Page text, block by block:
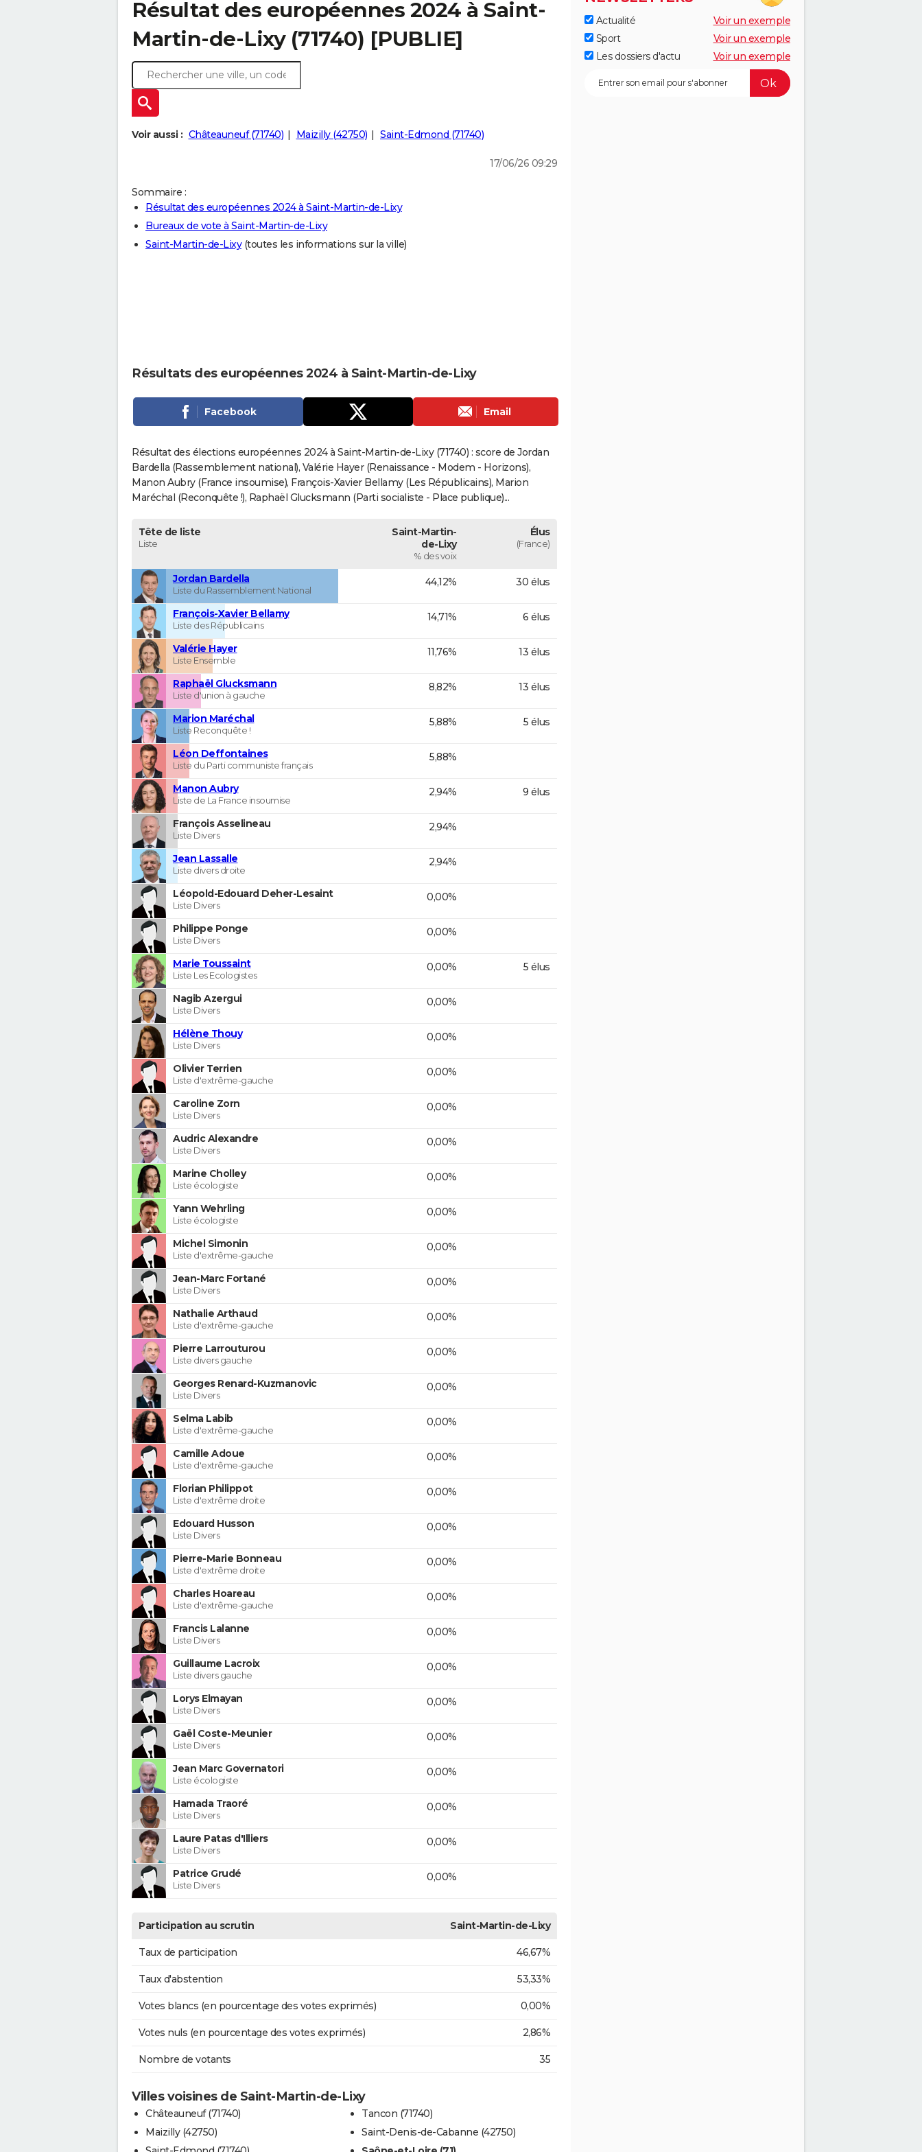
Résultat des européennes 2024 à Saint-
Martin-de-Lixy (71740) [PUBLIE]
Voir aussi : Châteauneuf (71740) Maizilly (42750) Saint-Edmond (71740)
17/06/26 09:29
Sommaire :
Résultat des européennes 2024 à Saint-Martin-de-Lixy
Bureaux de vote à Saint-Martin-de-Lixy
Saint-Martin-de-Lixy(toutes les informations sur la ville)
Résultats des européennes 2024 à Saint-Martin-de-Lixy
Facebook Email
Résultat des élections européennes 2024 à Saint-Martin-de-Lixy (71740) : score de Jordan
Bardella (Rassemblement national), Valérie Hayer (Renaissance - Modem - Horizons),
Manon Aubry (France insoumise), François-Xavier Bellamy (Les Républicains), Marion
Maréchal (Reconquête !), Raphaël Glucksmann (Parti socialiste - Place publique)...
Tête de liste
Liste
Saint-Martin-
de-Lixy
% des voix
Élus
(France)
Jordan Bardella
Liste du Rassemblement National
44,12% 30 élus
François-Xavier Bellamy
Liste des Républicains
14,71% 6 élus
Valérie Hayer
Liste Ensemble
11,76% 13 élus
Raphaël Glucksmann
Liste d'union à gauche
8,82% 13 élus
Marion Maréchal
Liste Reconquête !
5,88% 5 élus
Léon Deffontaines
Liste du Parti communiste français
5,88%
Manon Aubry
Liste de La France insoumise
2,94% 9 élus
François Asselineau
Liste Divers
2,94%
Jean Lassalle
Liste divers droite
2,94%
Léopold-Edouard Deher-Lesaint
Liste Divers
0,00%
Philippe Ponge
Liste Divers
0,00%
Marie Toussaint
Liste Les Ecologistes
0,00% 5 élus
Nagib Azergui
Liste Divers
0,00%
Hélène Thouy
Liste Divers
0,00%
Olivier Terrien
Liste d'extrême-gauche
0,00%
Caroline Zorn
Liste Divers
0,00%
Audric Alexandre
Liste Divers
0,00%
Marine Cholley
Liste écologiste
0,00%
Yann Wehrling
Liste écologiste
0,00%
Michel Simonin
Liste d'extrême-gauche
0,00%
Jean-Marc Fortané
Liste Divers
0,00%
Nathalie Arthaud
Liste d'extrême-gauche
0,00%
Pierre Larrouturou
Liste divers gauche
0,00%
Georges Renard-Kuzmanovic
Liste Divers
0,00%
Selma Labib
Liste d'extrême-gauche
0,00%
Camille Adoue
Liste d'extrême-gauche
0,00%
Florian Philippot
Liste d'extrême droite
0,00%
Edouard Husson
Liste Divers
0,00%
Pierre-Marie Bonneau
Liste d'extrême droite
0,00%
Charles Hoareau
Liste d'extrême-gauche
0,00%
Francis Lalanne
Liste Divers
0,00%
Guillaume Lacroix
Liste divers gauche
0,00%
Lorys Elmayan
Liste Divers
0,00%
Gaël Coste-Meunier
Liste Divers
0,00%
Jean Marc Governatori
Liste écologiste
0,00%
Hamada Traoré
Liste Divers
0,00%
Laure Patas d'Illiers
Liste Divers
0,00%
Patrice Grudé
Liste Divers
0,00%
Participation au scrutin Saint-Martin-de-Lixy
Taux de participation 46,67%
Taux d'abstention 53,33%
Votes blancs (en pourcentage des votes exprimés) 0,00%
Votes nuls (en pourcentage des votes exprimés) 2,86%
Nombre de votants 35
Villes voisines de Saint-Martin-de-Lixy
Châteauneuf (71740)
Maizilly (42750)
Tancon (71740)
Saint-Denis-de-Cabanne (42750)
Actualité
Voir un exemple
Sport
Voir un exemple
Les dossiers d'actu
Voir un exemple